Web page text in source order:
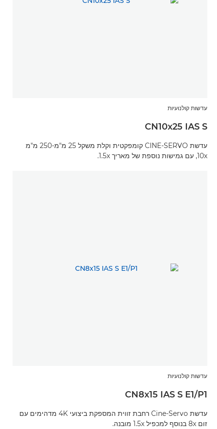
עדשות קולנועיות
CN10x25 IAS S
עדשת CINE-SERVO קומפקטית וקלת משקל 25 מ"מ-250 מ"מ
10x, עם גמישות נוספת של מאריך 1.5x.
עדשות קולנועיות
CN8x15 IAS S E1/P1
עדשת Cine-Servo רחבת זווית המספקת ביצועי 4K מדהימים עם
זום 8x בנוסף למכפיל 1.5x מובנה.